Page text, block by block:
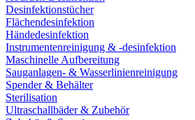
Desinfektionstücher
Flächendesinfektion
Händedesinfektion
Instrumentenreinigung & -desinfektion
Maschinelle Aufbereitung
Sauganlagen- & Wasserlinienreinigung
Spender & Behälter
Sterilisation
Ultraschallbäder & Zubehör